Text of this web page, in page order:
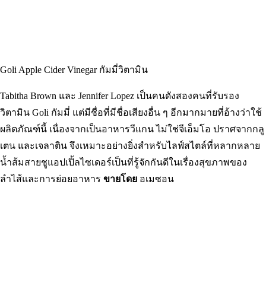
Goli Apple Cider Vinegar กัมมี่วิตามิน
Tabitha Brown และ Jennifer Lopez เป็นคนดังสองคนที่รับรอง
วิตามิน Goli กัมมี่ แต่มีชื่อที่มีชื่อเสียงอื่น ๆ อีกมากมายที่อ้างว่าใช้
ผลิตภัณฑ์นี้ เนื่องจากเป็นอาหารวีแกน ไม่ใช่จีเอ็มโอ ปราศจากกลู
เตน และเจลาติน จึงเหมาะอย่างยิ่งสำหรับไลฟ์สไตล์ที่หลากหลาย